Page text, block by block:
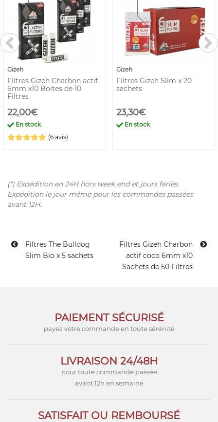
Gizeh
Filtres Gizeh Charbon actif
6mm x10 Boites de 10
Filtres
22,00€
En stock
(6 avis)
Gizeh
Filtres Gizeh Slim x 20
sachets
23,30€
En stock
(*) Expédition en 24H hors week end et jours fériés.
Expédition le jour même pour les commandes passées
avant 12H.
Filtres The Bulldog
Slim Bio x 5 sachets
Filtres Gizeh Charbon
actif coco 6mm x10
Sachets de 50 Filtres
PAIEMENT SÉCURISÉ
payez votre commande en toute sérénité
LIVRAISON 24/48H
pour toute commande passée
avant 12h en semaine
SATISFAIT OU REMBOURSÉ